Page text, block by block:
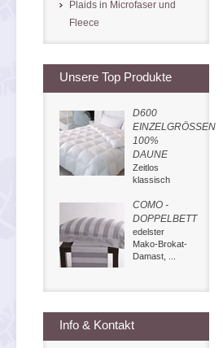
Plaids in Microfaser und
Fleece
Unsere Top Produkte
D600
EINZELGRÖSSEN
100%
DAUNE
Zeitlos
klassisch
COMO -
DOPPELBETT
edelster
Mako-Brokat-
Damast, ...
Info & Kontakt